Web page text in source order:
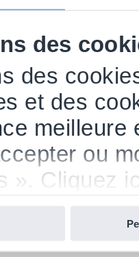
des
des
et des
meilleure
ou
». Cliquez